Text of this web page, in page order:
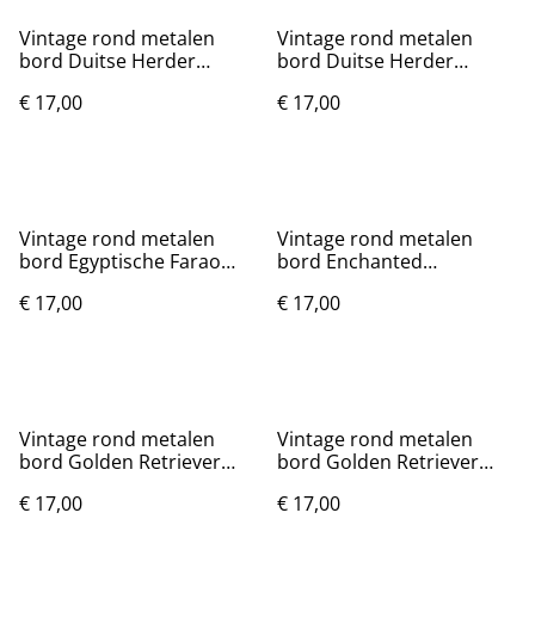
Vintage rond metalen
bord Duitse Herder
€ 17,00
Vintage rond metalen
bord Duitse Herder
€ 17,00
Vintage rond metalen
bord Egyptische Farao
€ 17,00
Vintage rond metalen
bord Enchanted
€ 17,00
Vintage rond metalen
bord Golden Retriever
€ 17,00
Vintage rond metalen
bord Golden Retriever
€ 17,00